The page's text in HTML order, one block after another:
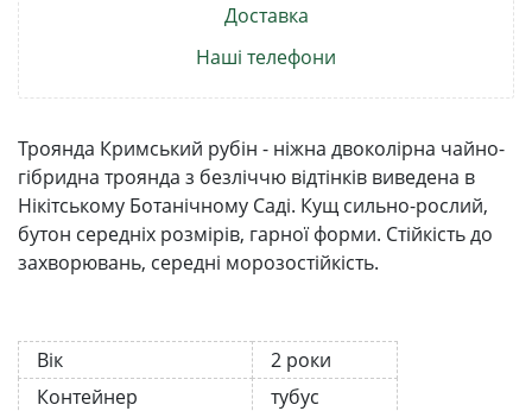
Доставка
Наші телефони
Троянда Кримський рубін - ніжна двоколірна чайно-
гібридна троянда з безліччю відтінків виведена в
Нікітському Ботанічному Саді. Кущ сильно-рослий,
бутон середніх розмірів, гарної форми. Стійкість до
захворювань, середні морозостійкість.
Вік
2 роки
Контейнер
тубус